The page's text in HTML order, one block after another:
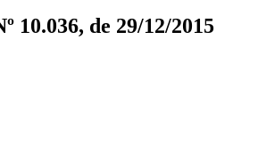
10.036, de 29/12/2015